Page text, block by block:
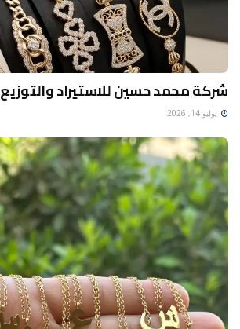
شركة محمد حسين للاستيراد والتوزيع
يوليو 14, 2026